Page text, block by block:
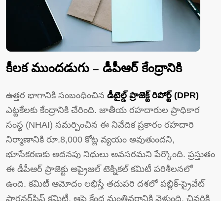
కీలక ముందడుగు – డీపీఆర్ కేంద్రానికి
ఉత్తర భాగానికి సంబంధించిన డీటైల్డ్ ప్రాజెక్ట్ రిపోర్ట్ (DPR)
ఎట్టకేలకు కేంద్రానికి చేరింది. జాతీయ రహదారుల ప్రాధికార
సంస్థ (NHAI) సమర్పించిన ఈ నివేదిక ప్రకారం రహదారి
నిర్మాణానికి రూ.8,000 కోట్ల వ్యయం అవుతుందని,
భూసేకరణకు అదనపు నిధులు అవసరమని పేర్కొంది. ప్రస్తుతం
ఈ డీపీఆర్ ప్రాజెక్టు అప్రైజల్ టెక్నికల్ కమిటీ పరిశీలనలో
ఉంది. కమిటీ ఆమోదం లభిస్తే తదుపరి దశలో పబ్లిక్-ప్రైవేట్
పార్టనర్‌షిప్ కమిటీ, ఆపై కేంద్ర మంత్రివర్గానికి వెళ్తుంది. చివరికి